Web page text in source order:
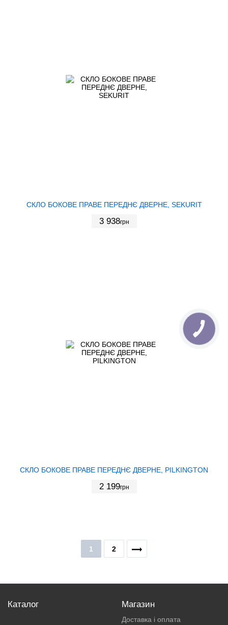
СКЛО БОКОВЕ ПРАВЕ ПЕРЕДНЄ ДВЕРНЕ, SEKURIT
3 938грн
СКЛО БОКОВЕ ПРАВЕ ПЕРЕДНЄ ДВЕРНЕ, PILKINGTON
2 199грн
1 2
Каталог Магазин
Доставка і оплата